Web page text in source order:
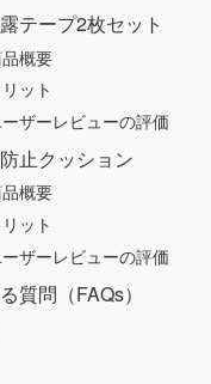
テープ2枚セット
概要
ット
ザーレビューの評価
止クッション
概要
リット
ザーレビューの評価
質問（FAQs）